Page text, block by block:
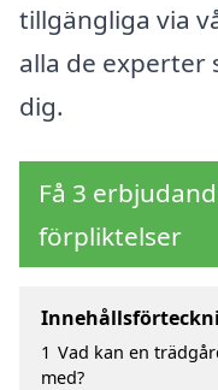
tillgängliga via
alla de experter
dig.
Få 3
förpliktelser
1 Vad kan en
med?